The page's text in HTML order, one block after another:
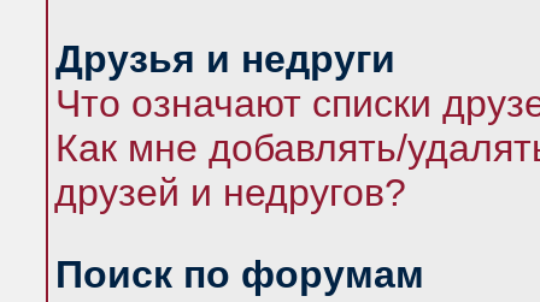
Друзья и недруги
Что означают списки
Как мне добавлять/
друзей и недругов?
Поиск по форумам